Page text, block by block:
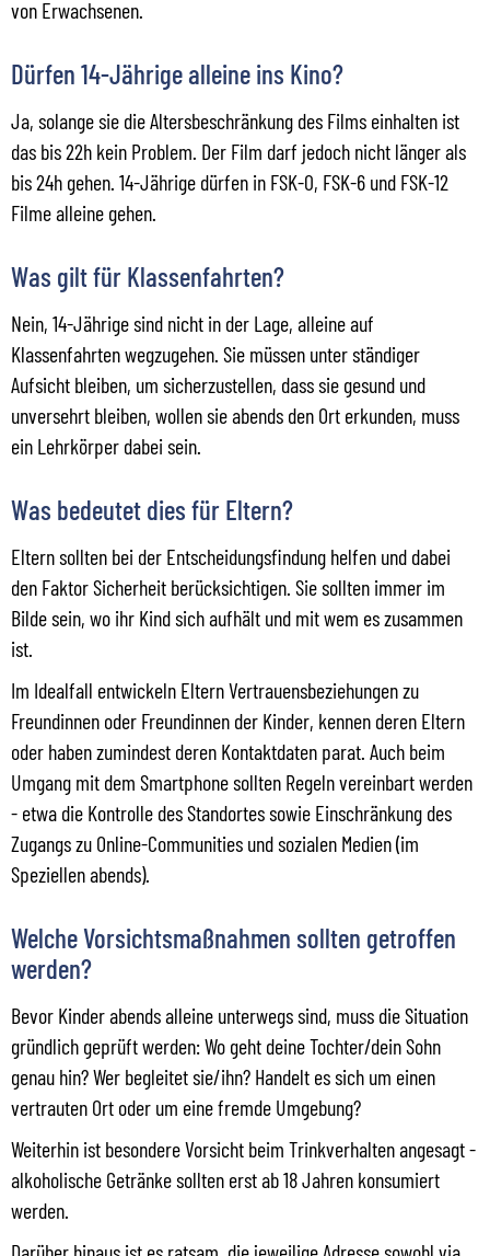
von Erwachsenen.
Dürfen 14-Jährige alleine ins Kino?
Ja, solange sie die Altersbeschränkung des Films einhalten ist
das bis 22h kein Problem. Der Film darf jedoch nicht länger als
bis 24h gehen. 14-Jährige dürfen in FSK-0, FSK-6 und FSK-12
Filme alleine gehen.
Was gilt für Klassenfahrten?
Nein, 14-Jährige sind nicht in der Lage, alleine auf
Klassenfahrten wegzugehen. Sie müssen unter ständiger
Aufsicht bleiben, um sicherzustellen, dass sie gesund und
unversehrt bleiben, wollen sie abends den Ort erkunden, muss
ein Lehrkörper dabei sein.
Was bedeutet dies für Eltern?
Eltern sollten bei der Entscheidungsfindung helfen und dabei
den Faktor Sicherheit berücksichtigen. Sie sollten immer im
Bilde sein, wo ihr Kind sich aufhält und mit wem es zusammen
ist.
Im Idealfall entwickeln Eltern Vertrauensbeziehungen zu
Freundinnen oder Freundinnen der Kinder, kennen deren Eltern
oder haben zumindest deren Kontaktdaten parat. Auch beim
Umgang mit dem Smartphone sollten Regeln vereinbart werden
- etwa die Kontrolle des Standortes sowie Einschränkung des
Zugangs zu Online-Communities und sozialen Medien (im
Speziellen abends).
Welche Vorsichtsmaßnahmen sollten getroffen
werden?
Bevor Kinder abends alleine unterwegs sind, muss die Situation
gründlich geprüft werden: Wo geht deine Tochter/dein Sohn
genau hin? Wer begleitet sie/ihn? Handelt es sich um einen
vertrauten Ort oder um eine fremde Umgebung?
Weiterhin ist besondere Vorsicht beim Trinkverhalten angesagt -
alkoholische Getränke sollten erst ab 18 Jahren konsumiert
werden.